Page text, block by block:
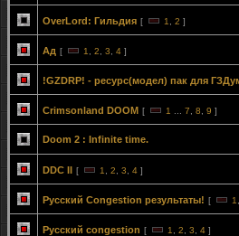
OverLord: Гильдия [ 1 2 ]
Ад [ 1 2 3 4 ]
!GZDRP! - ресурс(модел) пак для
Crimsonland DOOM [ 1 7 8 9 ]
Doom 2 : Infinite time.
DDC II [ 1 2 3 4 ]
Русский Congestion результаты! [ 1
Русский congestion [ 1 2 3 4 ]